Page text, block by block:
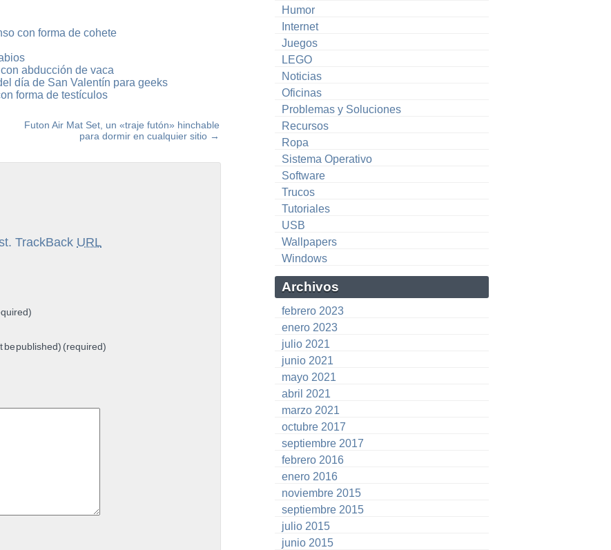
con forma de cohete
abducción de vaca
día de San Valentín para geeks
forma de testículos
Futon Air Mat Set, un «traje futón» hinchable
para dormir en cualquier sitio →
TrackBack URL
be published) (required)
Humor
Internet
Juegos
LEGO
Noticias
Oficinas
Problemas y Soluciones
Recursos
Ropa
Sistema Operativo
Software
Trucos
Tutoriales
USB
Wallpapers
Windows
Archivos
febrero 2023
enero 2023
julio 2021
junio 2021
mayo 2021
abril 2021
marzo 2021
octubre 2017
septiembre 2017
febrero 2016
enero 2016
noviembre 2015
septiembre 2015
julio 2015
junio 2015